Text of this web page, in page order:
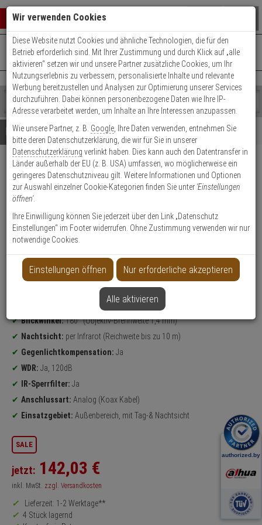
Warenkorb schließen
0 ARTIKEL IM WARENKORB
Ihr Warenkorb ist momentan leer.
Ergebnisse ()
Fertig
Shop
durchsuchen
Bitte
geben
Sie
mindestens
Zeichen
ein,
um
Suche
Es
wurde
noch
Kategorien
Suche
gestartet
+49 (0)821 899 493-0Mo. - Do.: 8:00 - 16:30 | Fr.: 8:00 - 14:00 Uhr
Kontaktservice nutzen
Details Beratung Beliebte 5 Megapixel Artikel
Dahua HAC-EW2501P HD
Kamera 5MPx T/N IR
Produktmerkmale
Dome Kamera, Panorama Kamera
Blickwinkel:180° (Objektiv-Brennweite 1,4 mm)
Nachtsicht: per Infrarot (Reichweite bis zu 10 m)
Gegenlichtkompensation: Ja
WDR: Ja, 120dB
IR-Sperrfilter: Ja
Anschlussart: Analog (Koax Kabel)
Einsatzgebiet: Außenbereich, mit Tag-& Nachtsicht
SALE
jetzt: 142,03 €
inkl. MwSt. zzgl. Versandkosten
Lieferzeit: 1-2 Werktage**
4 Stück lagernd
Wir verwenden Cookies
Diese Website nutzt Cookies und ähnliche Technologien, die für den
Betrieb erforderlich sind. Mit Ihrer Zustimmung und durch Klick auf „alle
aktivieren“ setzen wir und unsere Partner zusätzliche Cookies, um Ihr
Nutzungserlebnis zu verbessern, personalisierte Inhalte und relevante
Werbung bereitzustellen und Analysen zur Optimierung unserer Services
durchzuführen. Dabei können personenbezogene Daten wie Ihre IP-
Adresse verarbeitet werden, um Inhalte an Ihre Interessen anzupassen.
Wie unsere Partner, z. B. Google , Ihre Daten verwenden, entnehmen Sie
bitte deren Datenschutzerklärung, die wir für Sie in unserer
Datenschutzerklärung verlinkt haben. Dies kann auch den Datentransfer in
Länder außerhalb der EU (z. B. USA) umfassen, wo möglicherweise ein
geringeres Datenschutzniveau gilt. Weitere Informationen und Optionen
zur Auswahl einzelner Cookie-Kategorien finden Sie unter 'Einstellungen
öffnen'.
Ihre Einwilligung können Sie jederzeit über den Link „Datenschutz
Einstellungen“ im Footer widerrufen. Ohne Zustimmung verwenden wir nur
notwendige Cookies.
Einstellungen öffnen Nur erforderliche akzeptieren
Alle aktivieren